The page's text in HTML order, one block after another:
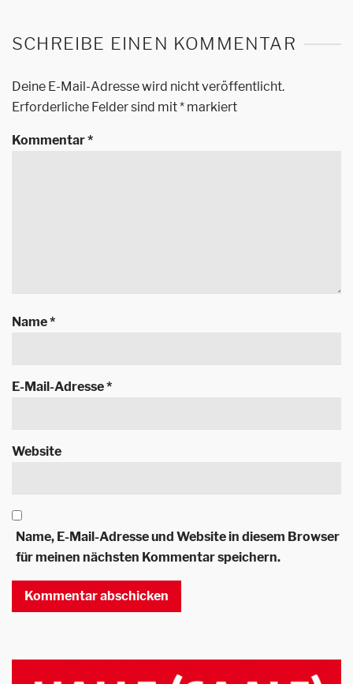
SCHREIBE EINEN KOMMENTAR
Deine E-Mail-Adresse wird nicht veröffentlicht.
Erforderliche Felder sind mit* markiert
Kommentar*
Name*
E-Mail-Adresse*
Website
Name, E-Mail-Adresse und Website in diesem Browser
für meinen nächsten Kommentar speichern.